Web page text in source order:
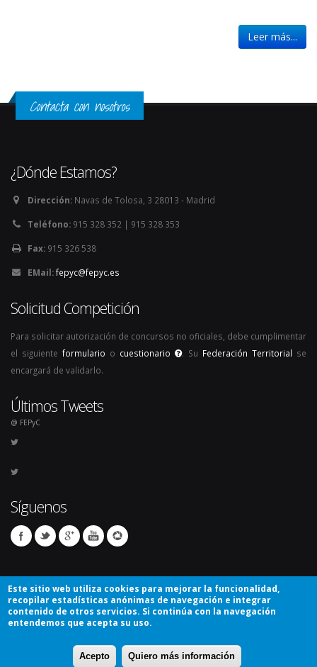
Leer más...
Contacta con nosotros
¿Dónde Estamos?
Dirección: Navas de Tolosa, 3 28013 - Madrid
Teléfono: 915 328 352 | 915 328 353
Fax: 915 326 538
EMail:fepyc@fepyc.es
Solicitud Competición
Para solicitar autorización de concursos no oficiales, debe cumplimentar
el siguiente formulario o cuestionario . Su Federación Territorial se
encargará de validarlo.
Últimos Tweets
@ FEPyC
Síguenos
© Copyright 2026. Todos los derechos reservados.
Avíso Legal Mapa del sitio
Este sitio web utiliza cookies para mejorar la funcionalidad,
recopilar estadísticas anónimas de navegación e integrar
contenido de otros servicios. Si continúa con la navegación
entendemos que acepta su uso.
Acepto Quiero más información